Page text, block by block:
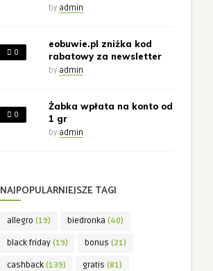
by admin
0
eobuwie.pl zniżka kod
rabatowy za newsletter
by admin
0
Żabka wpłata na konto od
1 gr
by admin
NAJPOPULARNIEJSZE TAGI
allegro (19) biedronka (40)
black friday (19) bonus (21)
cashback (139) gratis (81)